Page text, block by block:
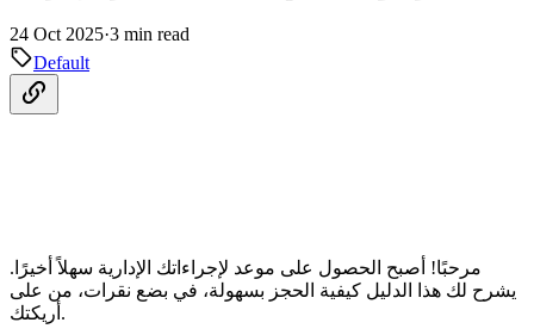
24 Oct 2025·3 min read
Default
مرحبًا! أصبح الحصول على موعد لإجراءاتك الإدارية سهلاً أخيرًا.
يشرح لك هذا الدليل كيفية الحجز بسهولة، في بضع نقرات، من على
أريكتك.